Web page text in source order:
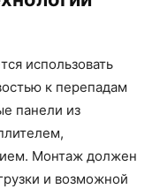
использовать
к перепадам
панели из
Монтаж должен
и возможной